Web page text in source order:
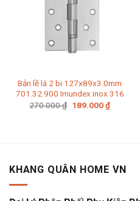
Bản lề lá 2 bi 127x89x3.0mm
701.32.900 Imundex inox 316
270.000₫ Giá
189.000₫Giá
hiện
KHANG QUÂN HOME VN